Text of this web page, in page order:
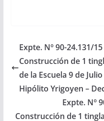
presupuestaria
destinada a la
construcción de un
Tinglado para el playón
deportivo…
Expte. Nº 90-24.131/
Construcción de 1
de la Escuela 9 de
Hipólito Yrigoyen –
Expte. Nº
Construcción de 1